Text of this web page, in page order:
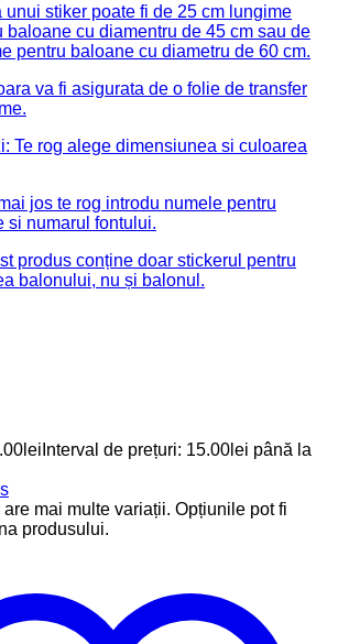
unui stiker poate fi de 25 cm lungime
baloane cu diamentru de 45 cm sau de
pentru baloane cu diametru de 60 cm.
va fi asigurata de o folie de transfer
Te rog alege dimensiunea si culoarea
jos te rog introdu numele pentru
si numarul fontului.
produs conține doar stickerul pentru
balonului, nu și balonul.
lei Interval de prețuri: 15.00lei până la
mai multe variații. Opțiunile pot fi
produsului.